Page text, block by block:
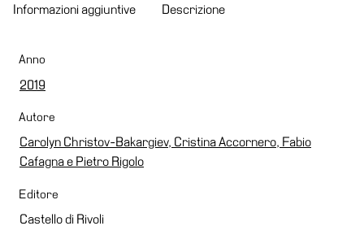
sedi
Edificio
Castello
Manica
Informazioni aggiuntive Descrizione
Anno
2019
Autore
Carolyn Christov-Bakargiev, Cristina Accornero, Fabio
Cafagna e Pietro Rigolo
Editore
Castello di Rivoli